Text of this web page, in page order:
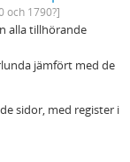
och 1790?]
alla tillhörande
jämfört med de
sidor, med register i